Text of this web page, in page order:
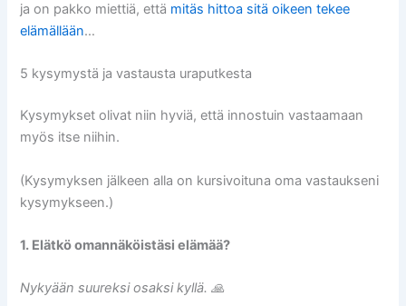
ja on pakko miettiä, että mitäs hittoa sitä oikeen tekee
elämällään…
5 kysymystä ja vastausta uraputkesta
Kysymykset olivat niin hyviä, että innostuin vastaamaan
myös itse niihin.
(Kysymyksen jälkeen alla on kursivoituna oma vastaukseni
kysymykseen.)
1. Elätkö omannäköistäsi elämää?
Nykyään suureksi osaksi kyllä. 🙏